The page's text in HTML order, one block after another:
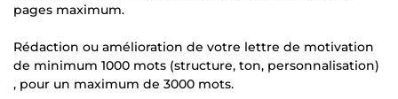
pages maximum.
Rédaction ou amélioration de votre lettre de motivation
de minimum 1000 mots (structure, ton, personnalisation)
, pour un maximum de 3000 mots.